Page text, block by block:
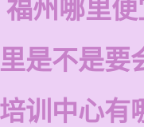
州哪里
是不是要
训中心有